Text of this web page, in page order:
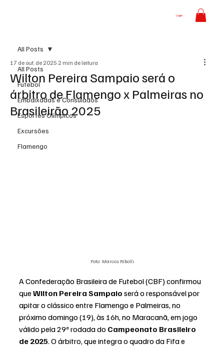
Login
All Posts
Futebol
Embaixadas e Consulados
Esportes Olímpicos
Excursões
Flamengo
All Posts
Wilton Pereira Sampaio será o
árbitro de Flamengo x Palmeiras no
Brasileirão 2025
17 de out. de 2025 2 min de leitura
Foto: Marcos Ribolli
A Confederação Brasileira de Futebol (CBF) confirmou
que Wilton Pereira Sampaio será o responsável por
apitar o clássico entre Flamengo e Palmeiras, no
próximo domingo (19), às 16h, no Maracanã, em jogo
válido pela 29ª rodada do Campeonato Brasileiro
de 2025. O árbitro, que integra o quadro da Fifa e